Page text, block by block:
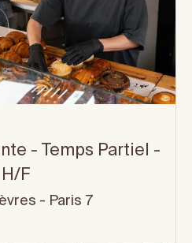
- Temps Partiel -
H/F
- Paris 7